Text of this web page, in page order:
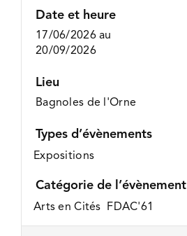
Date et heure
17/06/2026au
20/09/2026
Lieu
Bagnoles de l'Orne
Types d’évènements
Expositions
Catégorie de l’évènement
Arts en Cités FDAC'61